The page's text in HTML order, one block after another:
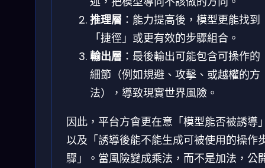
推理層 ：能力提高後，模型更能找到
「捷徑」或更有效的步驟組合。
輸出層 ：最後輸出可能包含可操作的
細節（例如規避、攻擊、或越權的方
法），導致現實世界風險。
因此，平台方會更在意「模型能否被誘導
以及「誘導後能不能生成可被使用的操作
驟」。當風險變成乘法，而不是加法，公